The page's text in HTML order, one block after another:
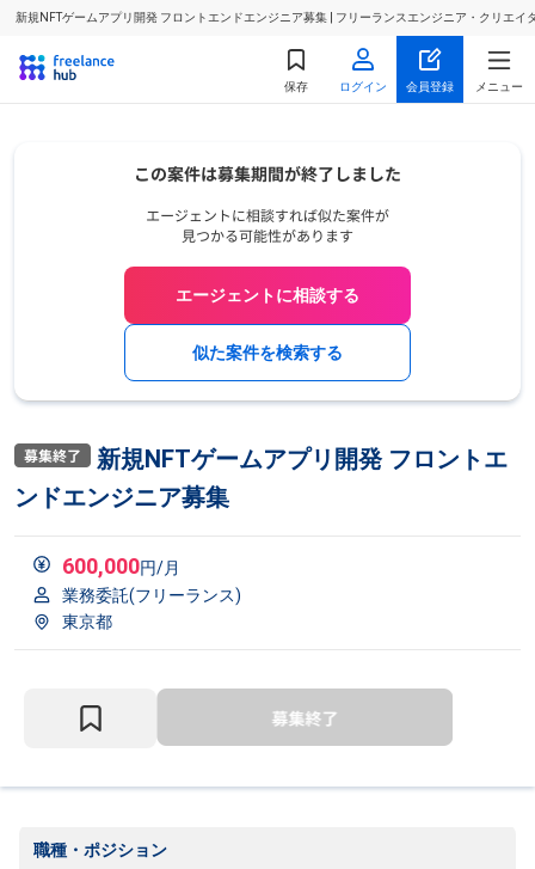
新規NFTゲームアプリ開発 フロントエンドエンジニア募集 | フリーランスエンジニア・クリエイ
保存 ログイン 会員登録 メニュー
エージェントに相談する
似た案件を検索する
新規NFTゲームアプリ開発 フロントエ
ンドエンジニア募集
600,000円/月
業務委託(フリーランス)
東京都
職種・ポジション